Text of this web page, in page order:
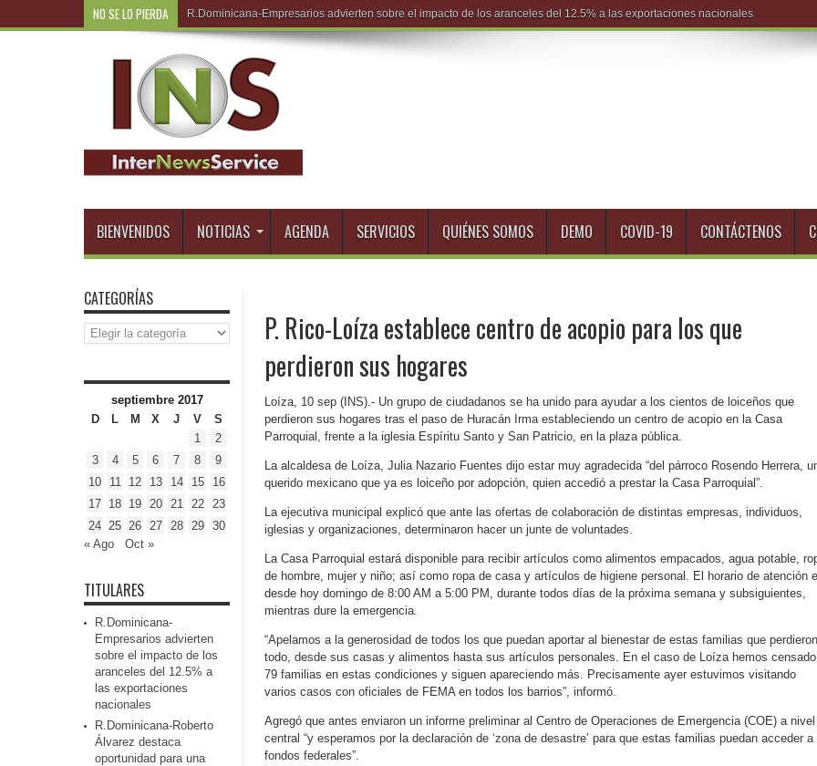
NO SE LO PIERDA R.Domini
BIENVENIDOS NOTICIAS AGENDA SERVICIOS QUIÉNES SOMOS DEMO COVID-19 CONTÁCTENOS
P. Rico-Loíza establece centro de acopio para los que
perdieron sus hogares
Loíza, 10 sep (INS).- Un grupo de ciudadanos se ha unido para ayudar a los cientos de loiceños que
perdieron sus hogares tras el paso de Huracán Irma estableciendo un centro de acopio en la Casa
Parroquial, frente a la iglesia Espíritu Santo y San Patricio, en la plaza pública.
La alcaldesa de Loíza, Julia Nazario Fuentes dijo estar muy agradecida “del párroco Rosendo Herrera,
querido mexicano que ya es loiceño por adopción, quien accedió a prestar la Casa Parroquial”.
La ejecutiva municipal explicó que ante las ofertas de colaboración de distintas empresas, individuos,
iglesias y organizaciones, determinaron hacer un junte de voluntades.
La Casa Parroquial estará disponible para recibir artículos como alimentos empacados, agua potable,
de hombre, mujer y niño; así como ropa de casa y artículos de higiene personal. El horario de atención
desde hoy domingo de 8:00 AM a 5:00 PM, durante todos días de la próxima semana y subsiguientes,
mientras dure la emergencia.
“Apelamos a la generosidad de todos los que puedan aportar al bienestar de estas familias que perdieron
todo, desde sus casas y alimentos hasta sus artículos personales. En el caso de Loíza hemos
79 familias en estas condiciones y siguen apareciendo más. Precisamente ayer estuvimos visitando
varios casos con oficiales de FEMA en todos los barrios”, informó.
Agregó que antes enviaron un informe preliminar al Centro de Operaciones de Emergencia (COE) a nivel
central “y esperamos por la declaración de ‘zona de desastre’ para que estas familias puedan acceder a
fondos federales”.
CATEGORÍAS
Categorías
septiembre 2017
D
L M X J V
S
1
2
3
4 5 6 7 8
9
10
11 12 13 14 15
16
17 18 19 20 21 22
23
24 25 26 27 28 29
30
« Ago
Oct »
TITULARES
R.Dominicana-
Empresarios advierten
sobre el impacto de los
aranceles del 12.5% a
las exportaciones
nacionales
R.Dominicana-Roberto
Álvarez destaca
oportunidad para una